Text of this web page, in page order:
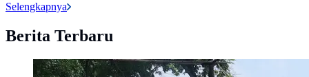
Selengkapnya
Berita Terbaru